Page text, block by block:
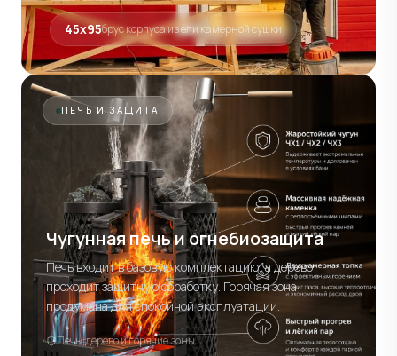
45х95брус корпуса из ели камерной сушки
ПЕЧЬ И ЗАЩИТА
Чугунная печь и огнебиозащита
Печь входит в базовую комплектацию, а дерево
проходит защитную обработку. Горячая зона
продумана для спокойной эксплуатации.
Печь, дерево и горячие зоны